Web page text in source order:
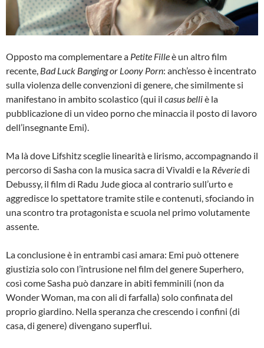
Opposto ma complementare a Petite Filleè un altro film
recente, Bad Luck Banging or Loony Porn: anch’esso è incentrato
sulla violenza delle convenzioni di genere, che similmente si
manifestano in ambito scolastico (qui il casus belliè la
pubblicazione di un video porno che minaccia il posto di lavoro
dell’insegnante Emi).
Ma là dove Lifshitz sceglie linearità e lirismo, accompagnando il
percorso di Sasha con la musica sacra di Vivaldi e la Rêveriedi
Debussy, il film di Radu Jude gioca al contrario sull’urto e
aggredisce lo spettatore tramite stile e contenuti, sfociando in
una scontro tra protagonista e scuola nel primo volutamente
assente.
La conclusione è in entrambi casi amara: Emi può ottenere
giustizia solo con l’intrusione nel film del genere Superhero,
così come Sasha può danzare in abiti femminili (non da
Wonder Woman, ma con ali di farfalla) solo confinata del
proprio giardino. Nella speranza che crescendo i confini (di
casa, di genere) divengano superflui.